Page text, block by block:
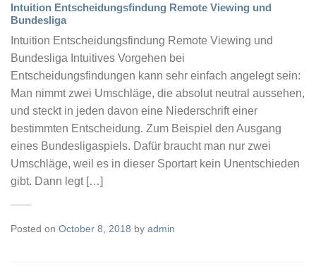
Intuition Entscheidungsfindung Remote Viewing und
Bundesliga
Intuition Entscheidungsfindung Remote Viewing und
Bundesliga Intuitives Vorgehen bei
Entscheidungsfindungen kann sehr einfach angelegt sein:
Man nimmt zwei Umschläge, die absolut neutral aussehen,
und steckt in jeden davon eine Niederschrift einer
bestimmten Entscheidung. Zum Beispiel den Ausgang
eines Bundesligaspiels. Dafür braucht man nur zwei
Umschläge, weil es in dieser Sportart kein Unentschieden
gibt. Dann legt […]
Posted on October 8, 2018 by admin